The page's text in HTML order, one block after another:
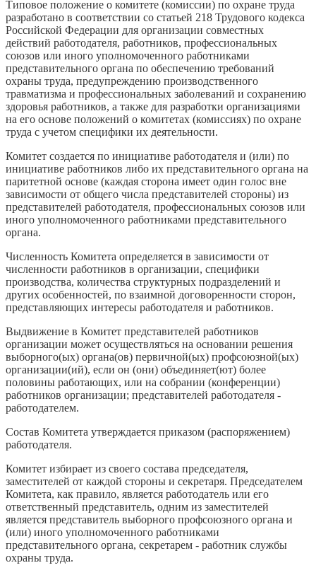
Типовое положение о комитете (комиссии) по охране труда
разработано в соответствии со статьей 218 Трудового кодекса
Российской Федерации для организации совместных
действий работодателя, работников, профессиональных
союзов или иного уполномоченного работниками
представительного органа по обеспечению требований
охраны труда, предупреждению производственного
травматизма и профессиональных заболеваний и сохранению
здоровья работников, а также для разработки организациями
на его основе положений о комитетах (комиссиях) по охране
труда с учетом специфики их деятельности.
Комитет создается по инициативе работодателя и (или) по
инициативе работников либо их представительного органа на
паритетной основе (каждая сторона имеет один голос вне
зависимости от общего числа представителей стороны) из
представителей работодателя, профессиональных союзов или
иного уполномоченного работниками представительного
органа.
Численность Комитета определяется в зависимости от
численности работников в организации, специфики
производства, количества структурных подразделений и
других особенностей, по взаимной договоренности сторон,
представляющих интересы работодателя и работников.
Выдвижение в Комитет представителей работников
организации может осуществляться на основании решения
выборного(ых) органа(ов) первичной(ых) профсоюзной(ых)
организации(ий), если он (они) объединяет(ют) более
половины работающих, или на собрании (конференции)
работников организации; представителей работодателя -
работодателем.
Состав Комитета утверждается приказом (распоряжением)
работодателя.
Комитет избирает из своего состава председателя,
заместителей от каждой стороны и секретаря. Председателем
Комитета, как правило, является работодатель или его
ответственный представитель, одним из заместителей
является представитель выборного профсоюзного органа и
(или) иного уполномоченного работниками
представительного органа, секретарем - работник службы
охраны труда.